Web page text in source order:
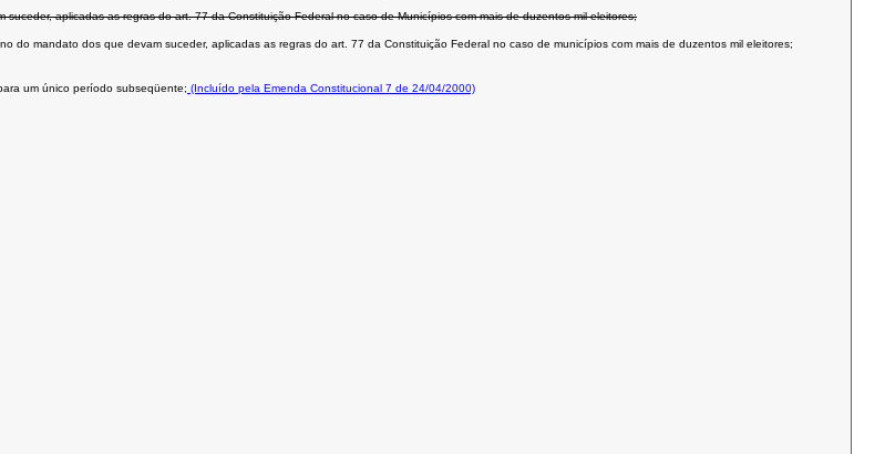
aplicadas as regras do art. 77 da Constituição Federal no caso de Municípios com mais de duzentos mil eleitores;
do mandato dos que devam suceder, aplicadas as regras do art. 77 da Constituição Federal no caso de municípios com mais de duzentos mil eleitores;
um único período subseqüente; (Incluído pela Emenda Constitucional 7 de 24/04/2000)